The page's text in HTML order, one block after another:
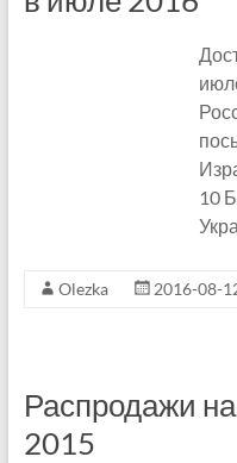
10
Olezka 2016-08-
Распродажи
2015